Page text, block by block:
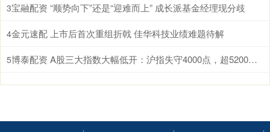
3宝融配资 “顺势向下”还是“迎难而上” 成长派基金经理现分歧
4金元速配 上市后首次重组折戟 佳华科技业绩难题待解
5 博泰配资 A股三大指数大幅低开：沪指失守4000点，超5200股飘绿